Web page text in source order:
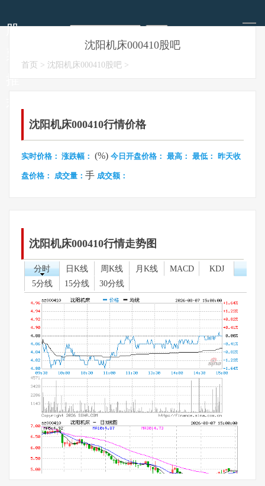
航
股
今日股票推荐
明天股市走势
每日涨停板预测
今日股市要闻
沈阳机床000410股吧
首页 > 沈阳机床000410股吧 >
沈阳机床000410行情价格
实时价格： 涨跌幅： (%) 今日开盘价格： 最高： 最低： 昨天收
盘价格： 成交量： 手 成交额：
沈阳机床000410行情走势图
分时 日K线 周K线 月K线 MACD
KDJ
5分线
15分线 30分线